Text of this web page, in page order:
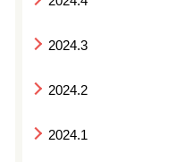
2024.3
2024.2
2024.1